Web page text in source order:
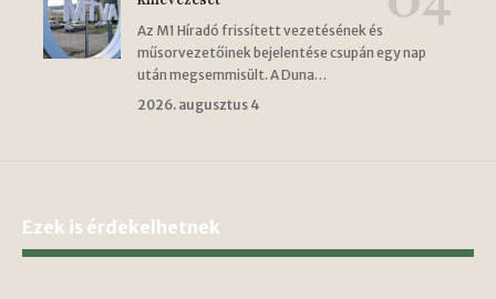
Az M1 Híradó frissített vezetésének és
műsorvezetőinek bejelentése csupán egy nap
után megsemmisült. A Duna…
2026. augusztus 4
Ezek is érdekelhetnek